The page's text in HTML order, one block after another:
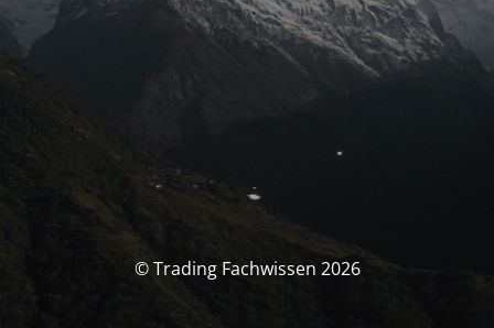
© Trading Fachwissen 2026